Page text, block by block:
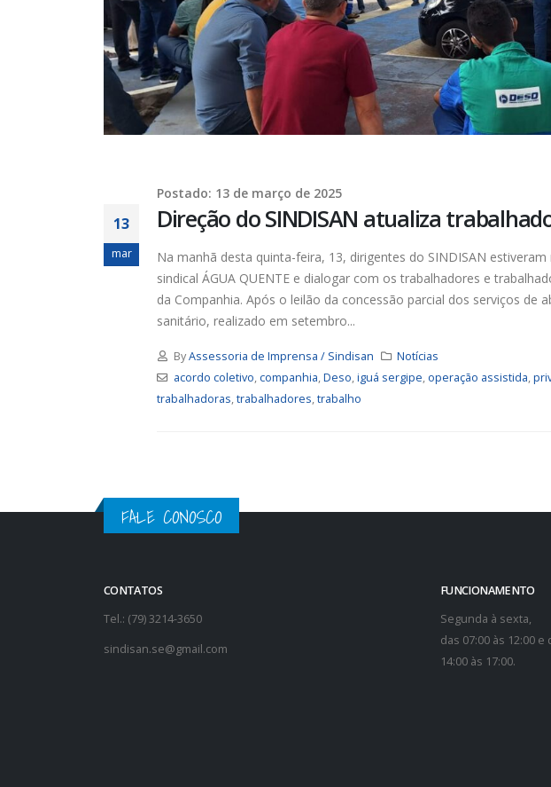
Postado: 13 de março de 2025
13
mar
Direção do SINDISAN atualiza
Na manhã desta quinta-feira, 13, dirigentes do SINDISAN
sindical ÁGUA QUENTE e dialogar com os trabalhadores e
da Companhia. Após o leilão da concessão parcial dos serviços de
sanitário, realizado em setembro...
ByAssessoria de Imprensa / Sindisan
Notícias
acordo coletivo,companhia,Deso,iguá sergipe, operação assistida,
trabalhadoras,trabalhadores,trabalho
FALE CONOSCO
CONTATOS
Tel.: (79) 3214-3650
sindisan.se@gmail.com
FUNCIONAMENTO
Segunda à sexta,
das 07:00 às 12:00 e
14:00 às 17:00.